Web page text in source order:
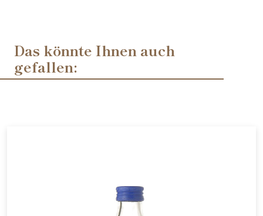
Das könnte Ihnen auch
gefallen: